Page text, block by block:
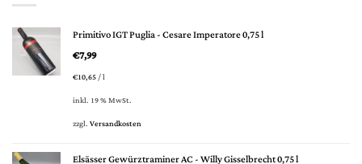
Primitivo IGT Puglia - Cesare Imperatore 0,75 l
€7,99
€10,65/l
inkl. 19 % MwSt.
zzgl.Versandkosten
Elsässer Gewürztraminer AC - Willy Gisselbrecht 0,75 l